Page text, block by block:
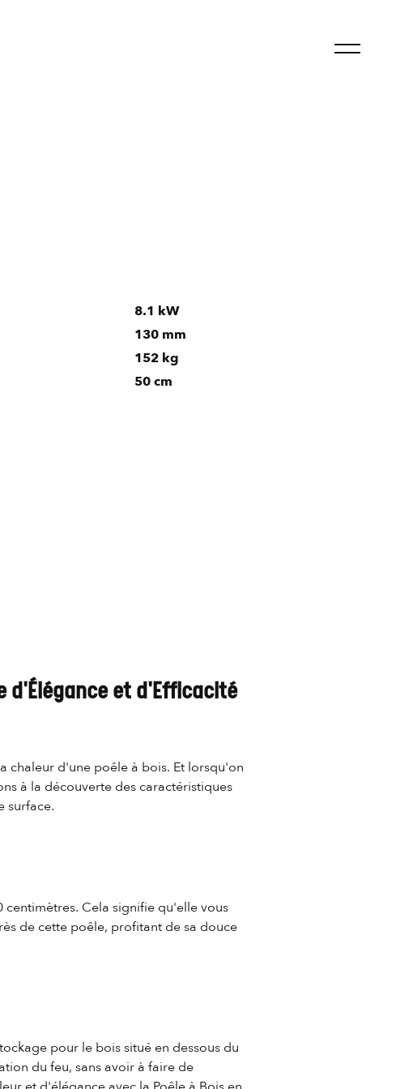
8.1 kW
130 mm
152 kg
50 cm
d'Élégance et d'Efficacité
chaleur d'une poêle à bois. Et lorsqu'on
à la découverte des caractéristiques
surface.
Cela signifie qu'elle vous
de cette poêle, profitant de sa douce
pour le bois situé en dessous du
du feu, sans avoir à faire de